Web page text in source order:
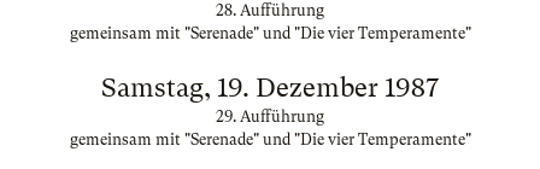
28. Aufführung
gemeinsam mit "Serenade" und "Die vier Temperamente"
Samstag, 19. Dezember 1987
29. Aufführung
gemeinsam mit "Serenade" und "Die vier Temperamente"